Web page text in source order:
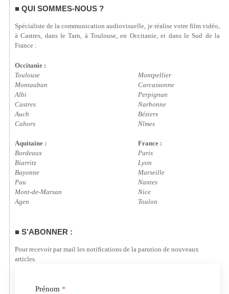
QUI SOMMES-NOUS ?
Spécialiste de la communication audiovisuelle, je réalise votre film vidéo,
à Castres, dans le Tarn, à Toulouse, en Occitanie, et dans le Sud de la
France :
Occitanie :
Toulouse
Montauban
Albi
Castres
Auch
Cahors
Montpellier
Carcassonne
Perpignan
Narbonne
Béziers
Nîmes
Aquitaine :
Bordeaux
Biarritz
Bayonne
Pau
Mont-de-Marsan
Agen
France :
Paris
Lyon
Marseille
Nantes
Nice
Toulon
S’ABONNER :
Pour recevoir par mail les notifications de la parution de nouveaux
articles.
Prénom *